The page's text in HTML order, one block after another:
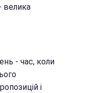
велика
- час, коли
і